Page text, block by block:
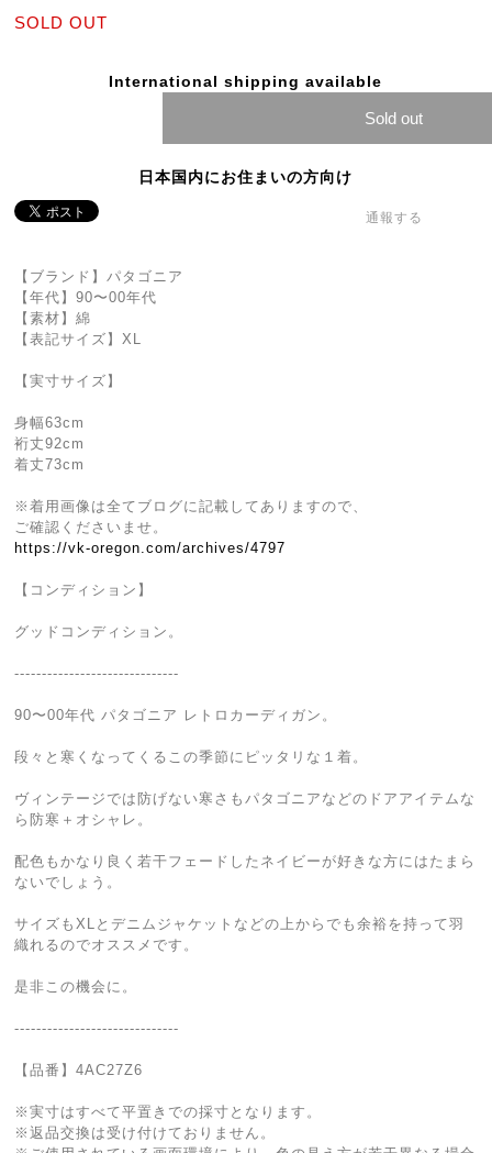
SOLD OUT
International shipping available
Sold out
日本国内にお住まいの方向け
通報する
【ブランド】パタゴニア
【年代】90〜00年代
【素材】綿
【表記サイズ】XL
【実寸サイズ】
身幅63cm
裄丈92cm
着丈73cm
※着用画像は全てブログに記載してありますので、
ご確認くださいませ。
https://vk-oregon.com/archives/4797
【コンディション】
グッドコンディション。
------------------------------
90〜00年代 パタゴニア レトロカーディガン。
段々と寒くなってくるこの季節にピッタリな１着。
ヴィンテージでは防げない寒さもパタゴニアなどのドアアイテムな
ら防寒＋オシャレ。
配色もかなり良く若干フェードしたネイビーが好きな方にはたまら
ないでしょう。
サイズもXLとデニムジャケットなどの上からでも余裕を持って羽
織れるのでオススメです。
是非この機会に。
------------------------------
【品番】4AC27Z6
※実寸はすべて平置きでの採寸となります。
※返品交換は受け付けておりません。